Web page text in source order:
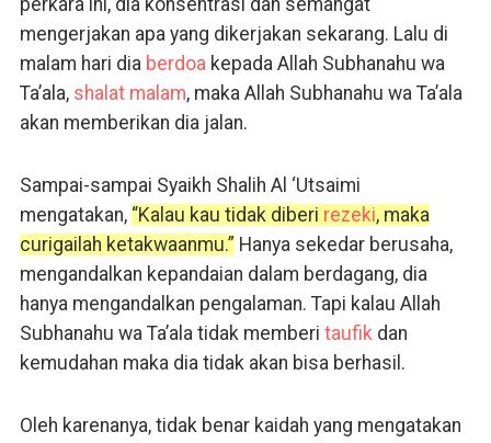
perkara ini, dia konsentrasi dan semangat
mengerjakan apa yang dikerjakan sekarang. Lalu di
malam hari dia berdoakepada Allah Subhanahu wa
Ta’ala, shalat malam, maka Allah Subhanahu wa Ta’ala
akan memberikan dia jalan.
Sampai-sampai Syaikh Shalih Al ‘Utsaimi
mengatakan, “Kalau kau tidak diberi rezeki, maka
curigailah ketakwaanmu.” Hanya sekedar berusaha,
mengandalkan kepandaian dalam berdagang, dia
hanya mengandalkan pengalaman. Tapi kalau Allah
Subhanahu wa Ta’ala tidak memberi taufikdan
kemudahan maka dia tidak akan bisa berhasil.
Oleh karenanya, tidak benar kaidah yang mengatakan